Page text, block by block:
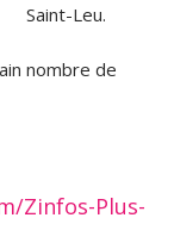
Saint-Leu.
nombre de
Zinfos-Plus-